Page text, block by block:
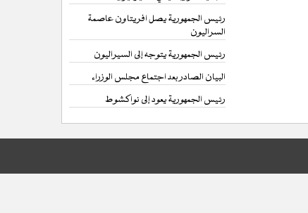
رئيس الجمهورية يصل افريتاون عاصمة
السراليون
رئيس الجمهورية يتوجه إلى السيراليون
البيان الصادر بعد اجتماع مجلس الوزراء
رئيس الجمهورية يعود إلى نواكشوط